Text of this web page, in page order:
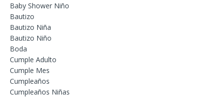
Baby Shower Niño
Bautizo
Bautizo Niña
Bautizo Niño
Boda
Cumple Adulto
Cumple Mes
Cumpleaños
Cumpleaños Niñas